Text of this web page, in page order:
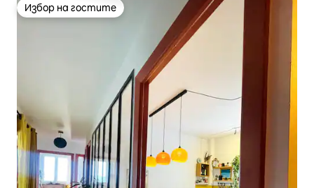
Избор на гостите
Избор на гостите